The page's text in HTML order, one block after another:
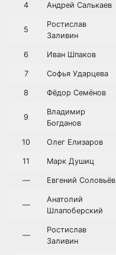
4 Андрей Салькаев
5
Ростислав
Заливин
6 Иван Шпаков
7 Софья Ударцева
8 Фёдор Семёнов
9
Владимир
Богданов
10 Олег Елизаров
11 Марк Душиц
— Евгений Соловьёв
—
Анатолий
Шлапоберский
—
Ростислав
Заливин